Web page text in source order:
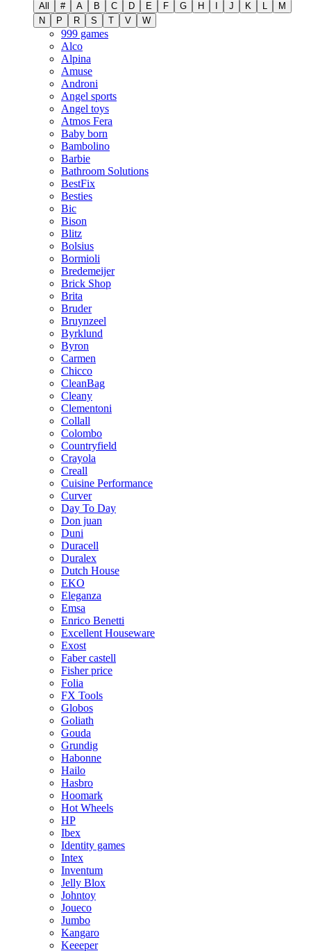
All # A B C D E F G H J K L
M
N
P R S T V W
999 games
Alco
Alpina
Amuse
Androni
Angel sports
Angel toys
Atmos Fera
Baby born
Bambolino
Barbie
Bathroom Solutions
BestFix
Besties
Bic
Bison
Blitz
Bolsius
Bormioli
Bredemeijer
Brick Shop
Brita
Bruder
Bruynzeel
Byrklund
Byron
Carmen
Chicco
CleanBag
Cleany
Clementoni
Collall
Colombo
Countryfield
Crayola
Creall
Cuisine Performance
Curver
Day To Day
Don juan
Duni
Duracell
Duralex
Dutch House
EKO
Eleganza
Emsa
Enrico Benetti
Excellent Houseware
Exost
Faber castell
Fisher price
Folia
FX Tools
Globos
Goliath
Gouda
Grundig
Habonne
Hailo
Hasbro
Hoomark
Hot Wheels
HP
Ibex
Identity games
Intex
Inventum
Jelly Blox
Johntoy
Joueco
Jumbo
Kangaro
Keeeper